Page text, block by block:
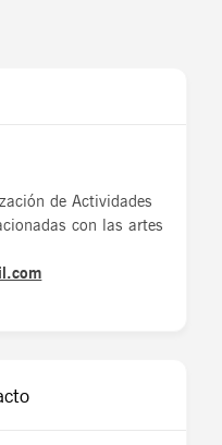
de Actividades
con las artes